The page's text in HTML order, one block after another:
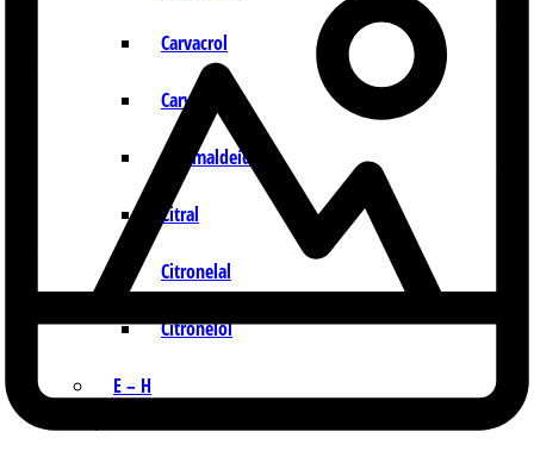
Carvacrol
Carvona
Cinamaldeído
Citral
Citronelal
Citronelol
E – H